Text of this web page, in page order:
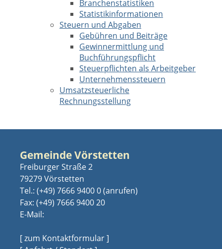
Branchenstatistiken
Statistikinformationen
Steuern und Abgaben
Gebühren und Beiträge
Gewinnermittlung und
Buchführungspflicht
Steuerpflichten als Arbeitgeber
Unternehmenssteuern
Umsatzsteuerliche
Rechnungsstellung
Gemeinde Vörstetten
Freiburger Straße 2
79279 Vörstetten
Tel.: (+49) 7666 9400 0
Fax: (+49) 7666 9400 20
E-Mail:
[ zum Kontaktformular ]